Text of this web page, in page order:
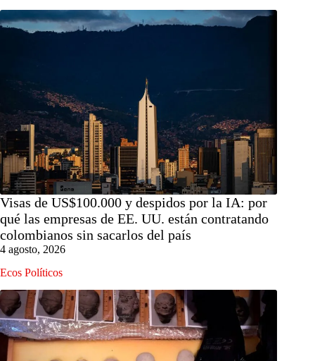
Visas de US$100.000 y despidos por la IA: por
qué las empresas de EE. UU. están contratando
colombianos sin sacarlos del país
4 agosto, 2026
Ecos Políticos